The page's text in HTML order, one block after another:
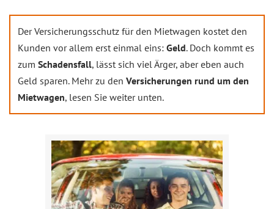
Der Versicherungsschutz für den Mietwagen kostet den
Kunden vor allem erst einmal eins: Geld. Doch kommt es
zum Schadensfall, lässt sich viel Ärger, aber eben auch
Geld sparen. Mehr zu den Versicherungen rund um den
Mietwagen, lesen Sie weiter unten.